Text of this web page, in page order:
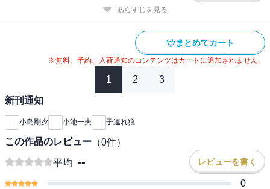
あらすじを見る
まとめてカート
※無料、予約、入荷通知のコンテンツはカートに追加されません。
1 2 3
新刊通知
小島剛夕 小池一夫 子連れ狼
この作品のレビュー （0件）
平均 -- レビューを書く
0